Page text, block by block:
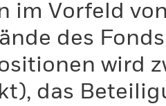
im Vorfeld
des
wird
das